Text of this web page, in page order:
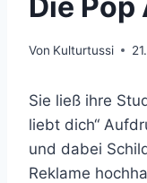
Von Kulturtussi
Sie ließ ihre
liebt dich“
und dabei
Reklame